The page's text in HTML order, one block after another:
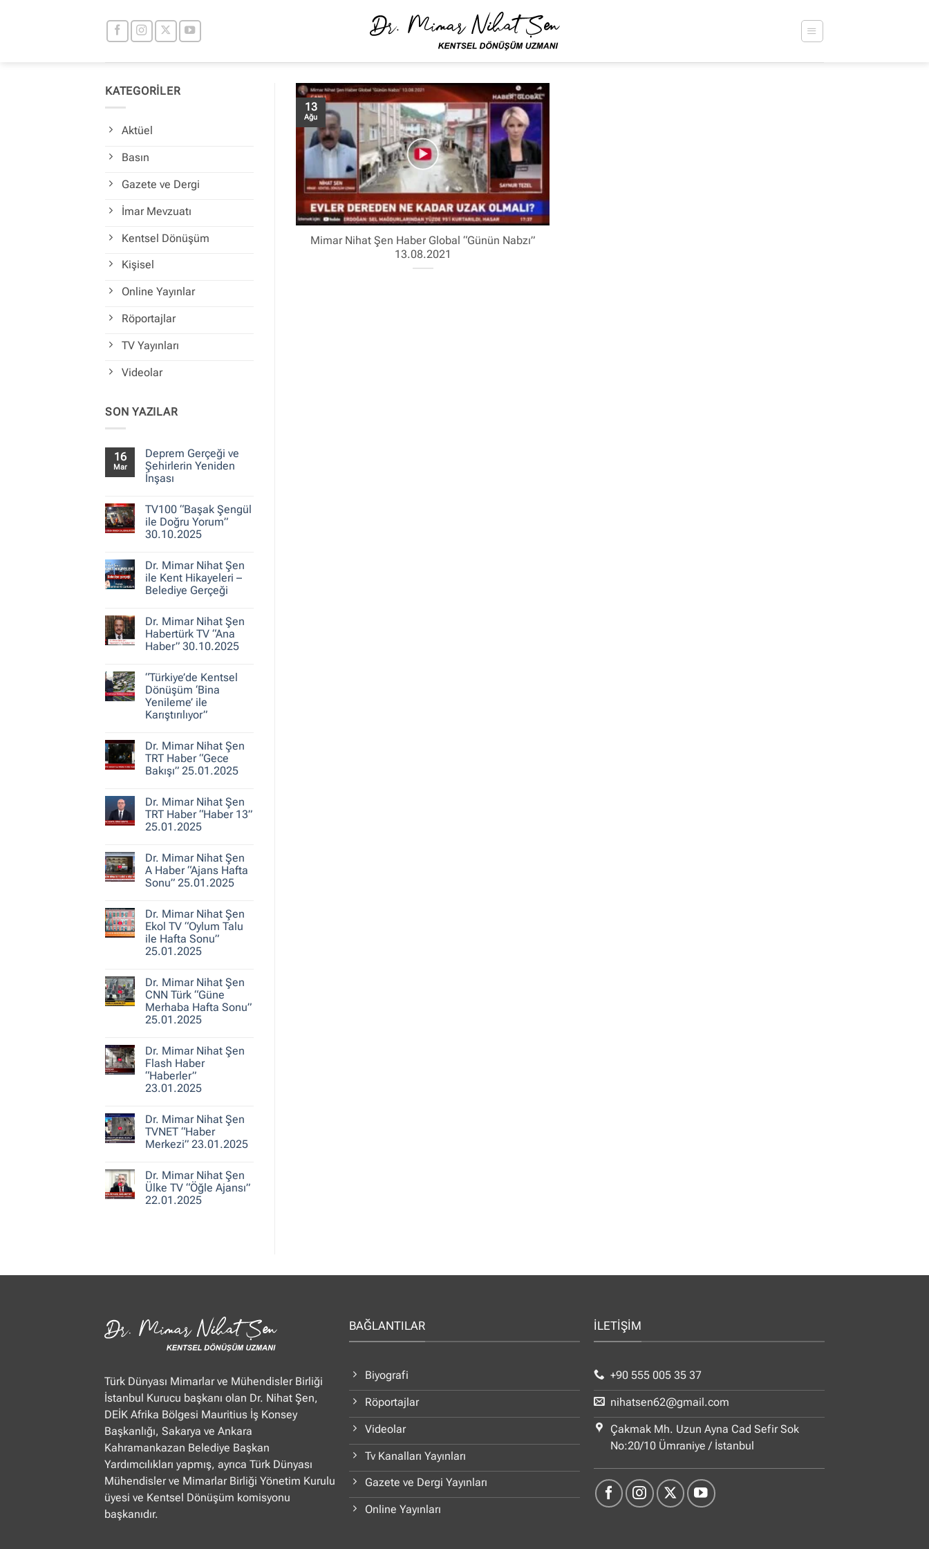
KATEGORİLER
Aktüel
Basın
Gazete ve Dergi
İmar Mevzuatı
Kentsel Dönüşüm
Kişisel
Online Yayınlar
Röportajlar
TV Yayınları
Videolar
SON YAZILAR
16
Mar
Deprem Gerçeği ve
Şehirlerin Yeniden
İnşası
Deprem
Gerçeği
ve
Şehirlerin
TV100 “Başak Şengül
ile Doğru Yorum”
30.10.2025
TV100
“Başak
Şengül
ile
30.10.2025
Dr. Mimar Nihat Şen
ile Kent Hikayeleri –
Belediye Gerçeği
Dr.
Mimar
Nihat
Şen
Hikayeleri
–
Belediye
Gerçeği
Dr. Mimar Nihat Şen
Habertürk TV “Ana
Haber” 30.10.2025
Dr.
Mimar
Nihat
Şen
Habertürk
Haber”
30.10.2025
“Türkiye’de Kentsel
Dönüşüm ‘Bina
Yenileme’ ile
Karıştırılıyor”
“Türkiye’de
Kentsel
Dönüşüm
‘Bina
Karıştırılıyor”
Dr. Mimar Nihat Şen
TRT Haber “Gece
Bakışı” 25.01.2025
Dr.
Mimar
Nihat
Şen
“Gece
Bakışı”
25.01.2025
Dr. Mimar Nihat Şen
TRT Haber “Haber 13”
25.01.2025
Dr.
Mimar
Nihat
Şen
“Haber
13”
25.01.2025
Dr. Mimar Nihat Şen
A Haber “Ajans Hafta
Sonu” 25.01.2025
Dr.
Mimar
Nihat
Şen
A
Hafta
Sonu”
25.01.2025
Dr. Mimar Nihat Şen
Ekol TV “Oylum Talu
ile Hafta Sonu”
25.01.2025
Dr.
Mimar
Nihat
Şen
Ekol
Talu
ile
Hafta
Sonu”
25.01.2025
Dr. Mimar Nihat Şen
CNN Türk “Güne
Merhaba Hafta Sonu”
25.01.2025
Dr.
Mimar
Nihat
Şen
CNN
Merhaba
Hafta
Sonu”
25.01.2025
Dr. Mimar Nihat Şen
Flash Haber
“Haberler”
23.01.2025
Dr.
Mimar
Nihat
Şen
“Haberler”
23.01.2025
Dr. Mimar Nihat Şen
TVNET “Haber
Merkezi” 23.01.2025
Dr.
Mimar
Nihat
Şen
Dr. Mimar Nihat Şen
Ülke TV “Öğle Ajansı”
22.01.2025
TV
Mimar Nihat Şen Haber Global “Günün Nabzı”
13.08.2021
13
Ağu
Türk Dünyası Mimarlar ve Mühendisler Birliği
İstanbul Kurucu başkanı olan Dr. Nihat Şen,
DEİK Afrika Bölgesi Mauritius İş Konsey
Başkanlığı, Sakarya ve Ankara
Kahramankazan Belediye Başkan
Yardımcılıkları yapmış, ayrıca Türk Dünyası
Mühendisler ve Mimarlar Birliği Yönetim Kurulu
üyesi ve Kentsel Dönüşüm komisyonu
başkanıdır.
BAĞLANTILAR
Biyografi
Röportajlar
Videolar
Tv Kanalları Yayınları
Gazete ve Dergi Yayınları
Online Yayınları
İLETİŞİM
+90 555 005 35 37
nihatsen62@gmail.com
Çakmak Mh. Uzun Ayna Cad Sefir Sok
No:20/10 Ümraniye / İstanbul